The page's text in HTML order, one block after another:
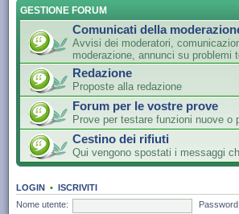
GESTIONE FORUM
Comunicati della
Avvisi dei moderatori,
moderazione, annunci su problemi
Redazione
Proposte alla redazione
Forum per le vostre prove
Prove per testare funzioni nuove o
Cestino dei rifiuti
Qui vengono spostati i messaggi
LOGIN • ISCRIVITI
Nome utente:
Password: